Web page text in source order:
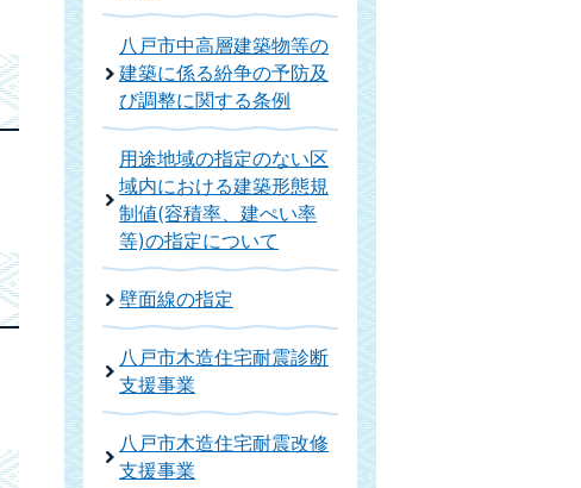
八戸市中高層建築物等の
建築に係る紛争の予防及
び調整に関する条例
用途地域の指定のない区
域内における建築形態規
制値(容積率、建ぺい率
等)の指定について
壁面線の指定
八戸市木造住宅耐震診断
支援事業
八戸市木造住宅耐震改修
支援事業